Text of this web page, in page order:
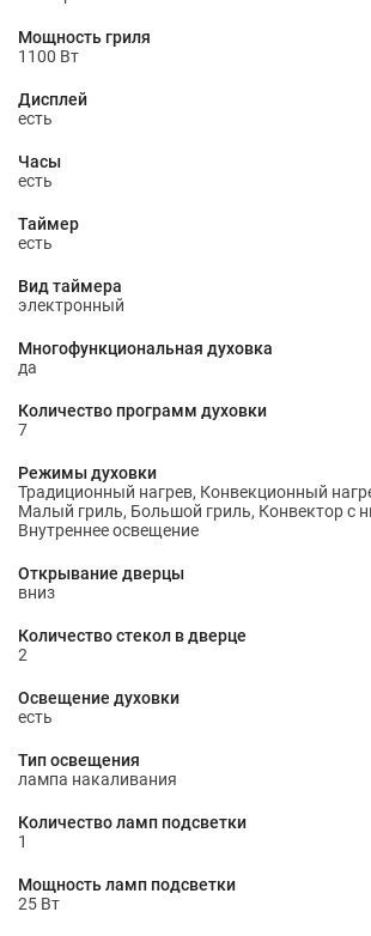
Мощность гриля
1100 Вт
Дисплей
есть
Часы
есть
Таймер
есть
Вид таймера
электронный
Многофункциональная духовка
да
Количество программ духовки
7
Режимы духовки
Традиционный нагрев, Конвекционный
Малый гриль, Большой гриль, Конвектор с
Внутреннее освещение
Открывание дверцы
вниз
Количество стекол в дверце
2
Освещение духовки
есть
Тип освещения
лампа накаливания
Количество ламп подсветки
1
Мощность ламп подсветки
25 Вт